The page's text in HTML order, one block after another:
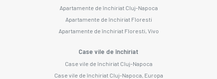
Apartamente de închiriat Cluj-Napoca
Apartamente de închiriat Floresti
Apartamente de închiriat Floresti, Vivo
Case vile de închiriat
Case vile de închiriat Cluj-Napoca
Case vile de închiriat Cluj-Napoca, Europa